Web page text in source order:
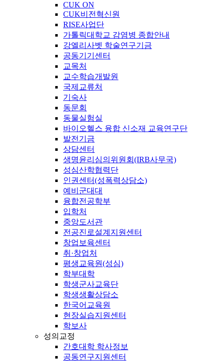
CUK ON
CUK비전혁신원
RISE사업단
가톨릭대학교 감염병 종합안내
강엘리사벳 학술연구기금
공동기기센터
교목처
교수학습개발원
국제교류처
기숙사
동문회
동물실험실
바이오헬스 융합 신소재 교육연구단
발전기금
상담센터
생명윤리심의위원회(IRB사무국)
성심산학협력단
인권센터(성폭력상담소)
예비군대대
융합전공학부
입학처
중앙도서관
전공진로설계지원센터
창업보육센터
취·창업처
평생교육원(성심)
학부대학
학생군사교육단
학생생활상담소
한국어교육원
현장실습지원센터
학보사
성의교정
간호대학 학사정보
공동연구지원센터